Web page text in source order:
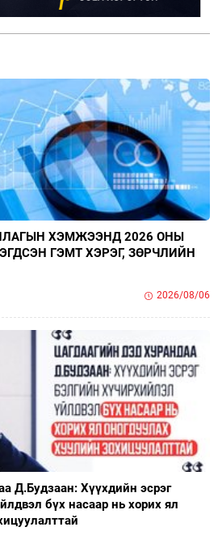
ХЭМЖЭЭНД 2026 ОНЫ
ГЭМТ ХЭРЭГ, ЗӨРЧЛИЙН
2026/08/06
Д.Будзаан: Хүүхдийн эсрэг
бүх насаар нь хорих ял